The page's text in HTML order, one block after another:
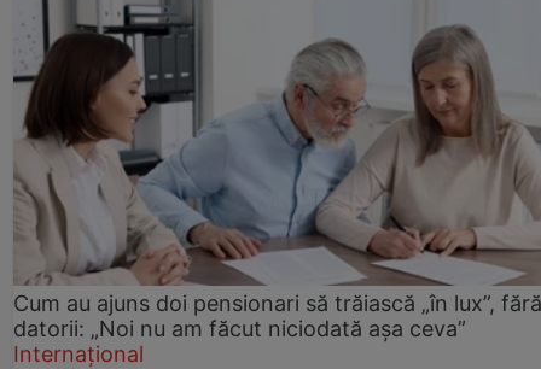
Cum au ajuns doi pensionari să trăiască „în lux”, fără
datorii: „Noi nu am făcut niciodată așa ceva”
Internațional